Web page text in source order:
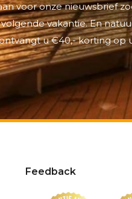
voor onze nieuwsbrief
vakantie. En
u €40,- korting op
Feedback